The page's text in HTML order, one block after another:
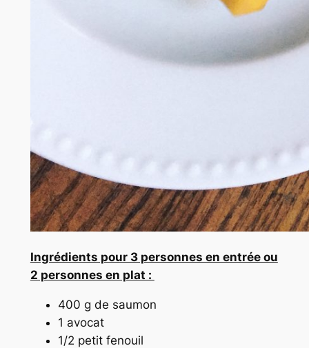
Ingrédients pour 3 personnes en entrée ou
2 personnes en plat :
400 g de saumon
1 avocat
1/2 petit fenouil